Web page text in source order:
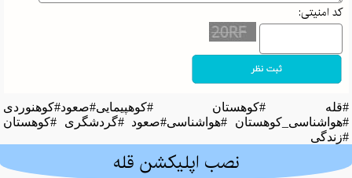
کد امنیتی:
#قله #کوهستان #کوهپیمایی#صعود#کوهنوردی
#هواشناسی_کوهستان #هواشناسی#صعود #گردشگری #کوهستان
#زندگی
نصب اپلیکشن قله